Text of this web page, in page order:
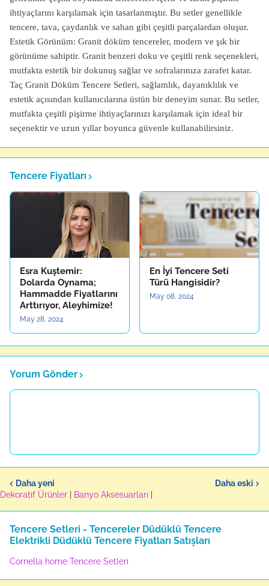
ihtiyaçlarını karşılamak için tasarlanmıştır. Bu setler genellikle
tencere, tava, çaydanlık ve sahan gibi çeşitli parçalardan oluşur.
Estetik Görünüm: Granit döküm tencereler, modern ve şık bir
görünüme sahiptir. Granit benzeri doku ve çeşitli renk seçenekleri,
mutfakta estetik bir dokunuş sağlar ve sofralarınıza zarafet katar.
Taç Granit Döküm Tencere Setleri, sağlamlık, dayanıklılık ve
estetik açısından kullanıcılarına üstün bir deneyim sunar. Bu setler,
mutfakta çeşitli pişirme ihtiyaçlarınızı karşılamak için ideal bir
seçenektir ve uzun yıllar boyunca güvenle kullanabilirsiniz.
Tencere Fiyatları
Esra Kuştemir:
Dolarda Oynama;
Hammadde Fiyatlarını
Arttırıyor, Aleyhimize!
May 28, 2024
En İyi Tencere Seti
Türü Hangisidir?
May 08, 2024
Yorum Gönder
Daha yeni
Daha eski
Dekoratif Ürünler
Banyo Aksesuarları
Tencere Setleri - Tencereler Düdüklü Tencere
Elektrikli Düdüklü Tencere Fiyatları Satışları
Cornella home Tencere Setleri